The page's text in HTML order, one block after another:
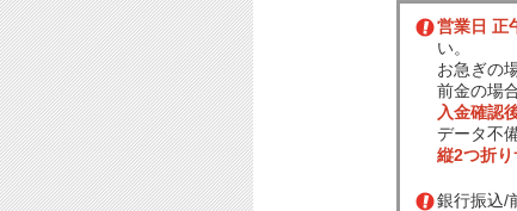
営業日 正
い。
お急ぎの
前金の場
入金確認
データ不
縦2つ折り
銀行振込/